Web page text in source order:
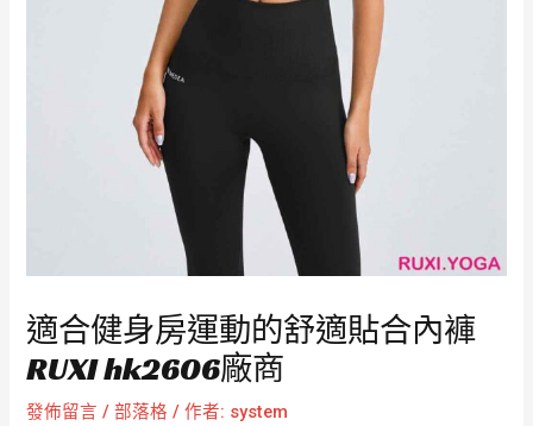
適合健身房運動的舒適貼合內褲
RUXI hk2606廠商
發佈留言 /部落格 / 作者: system